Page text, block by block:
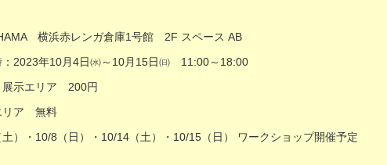
横浜赤レンガ倉庫1号館 2F スペース AB
：2023年10月4日㈬～10月15日㈰ 11:00～18:00
展示エリア 200円
リア 無料
）・10/8（日）・10/14（土）・10/15（日） ワークショップ開催予定